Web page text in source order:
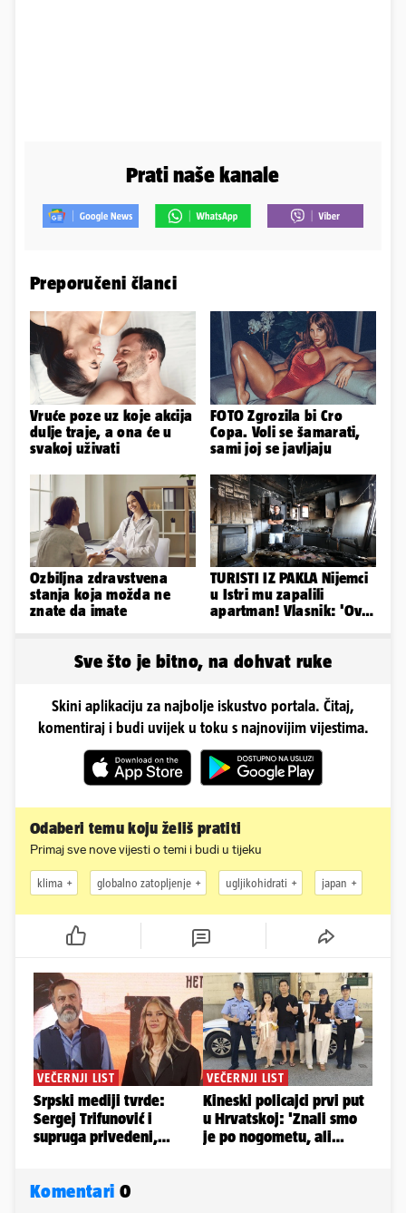
Prati naše kanale
Preporučeni članci
Vruće poze uz koje akcija
dulje traje, a ona će u
svakoj uživati
FOTO Zgrozila bi Cro
Copa. Voli se šamarati,
sami joj se javljaju
Ozbiljna zdravstvena
stanja koja možda ne
znate da imate
TURISTI IZ PAKLA Nijemci
u Istri mu zapalili
apartman! Vlasnik: 'Ovo
Sve što je bitno, na dohvat ruke
Skini aplikaciju za najbolje iskustvo portala. Čitaj,
komentiraj i budi uvijek u toku s najnovijim vijestima.
Odaberi temu koju želiš pratiti
Primaj sve nove vijesti o temi i budi u tijeku
klima globalno zatopljenje ugljikohidrati japan
Komentari 0